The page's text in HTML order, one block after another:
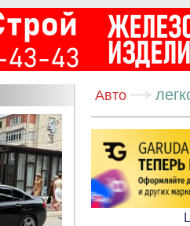
Авто